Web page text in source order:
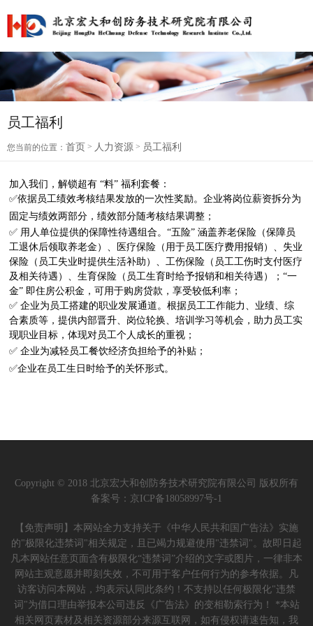
员工福利
您当前的位置： 首页 > 人力资源 > 员工福利
加入我们，解锁超有 “料” 福利套餐 ：
✅依据员工绩效考核结果发放的一次性奖励。企业将岗位薪资拆分为
固定与绩效两部分，绩效部分随考核结果调整 ；
✅ 用人单位提供的保障性待遇组合。“五险” 涵盖养老保险（保障员
工退休后领取养老金）、医疗保险（用于员工医疗费用报销）、失业
保险（员工失业时提供生活补助）、工伤保险（员工工伤时支付医疗
及相关待遇）、生育保险（员工生育时给予报销和相关待遇）；“一
金” 即住房公积金，可用于购房贷款，享受较低利率 ；
✅企业为员工搭建的职业发展通道。根据员工工作能力、业绩、综
合素质等，提供内部晋升、岗位轮换、培训学习等机会，助力员工实
现职业目标，体现对员工个人成长的重视 ；
✅企业为减轻员工餐饮经济负担给予的补贴；
✅企业在员工生日时给予的关怀形式。
Copyright © 2018 北京宏大和创防务技术研究院有限公司 版权所有
备案号： 京ICP备18058997号-1
【免责声明】本网站全力支持关于《中华人民共和国广告法》实施
的"极限化违禁词"相关规定，且已竭力规避使用"违禁词"。故即日起
凡本网站任意页面含有极限化“违禁词”介绍的文字或图片，一律非本
网站主观意愿并即刻失效，不可用于客户任何行为的参考依据。凡
访客访问本网站，均表示认同此条约！不支持以任何极限化"违禁
词"为借口理由举报本公司违反《广告法》的变相勒索行为！ *本站
相关网页素材及相关资源部分来源互联网，如有侵权请速告知，我